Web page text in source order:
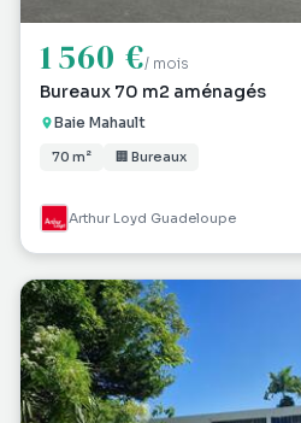
1 560 €/ mois
Bureaux 70 m2 aménagés
Baie Mahault
70 m² 🏢 Bureaux
Arthur Loyd Guadeloupe